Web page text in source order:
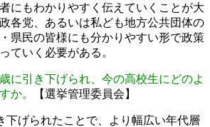
にもわかりやすく伝えていくことが大
各党、あるいは私ども地方公共団体の
県民の皆様にも分かりやすい形で政策
ていく必要がある。
に引き下げられ、今の高校生にどのよ
か。
【選挙管理委員会】
げられたことで、より幅広い年代層